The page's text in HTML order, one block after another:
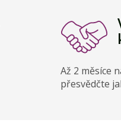
Až 2 měsíce
přesvědčte